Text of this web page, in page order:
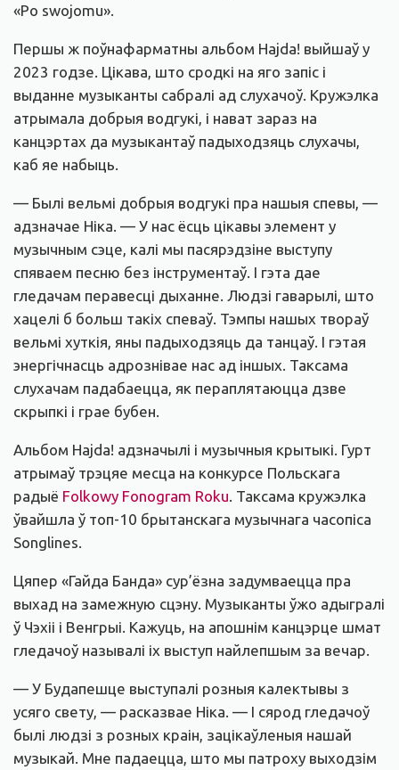
«Po swojomu».
Першы ж поўнафарматны альбом Hajda! выйшаў у
2023 годзе. Цікава, што сродкі на яго запіс і
выданне музыканты сабралі ад слухачоў. Кружэлка
атрымала добрыя водгукі, і нават зараз на
канцэртах да музыкантаў падыходзяць слухачы,
каб яе набыць.
— Былі вельмі добрыя водгукі пра нашыя спевы, —
адзначае Ніка. — У нас ёсць цікавы элемент у
музычным сэце, калі мы пасярэдзіне выступу
спяваем песню без інструментаў. І гэта дае
гледачам перавесці дыханне. Людзі гаварылі, што
хацелі б больш такіх спеваў. Тэмпы нашых твораў
вельмі хуткія, яны падыходзяць да танцаў. І гэтая
энергічнасць адрознівае нас ад іншых. Таксама
слухачам падабаецца, як пераплятаюцца дзве
скрыпкі і грае бубен.
Альбом Hajda! адзначылі і музычныя крытыкі. Гурт
атрымаў трэцяе месца на конкурсе Польскага
радыё Folkowy Fonogram Roku. Таксама кружэлка
ўвайшла ў топ-10 брытанскага музычнага часопіса
Songlines.
Цяпер «Гайда Банда» сур’ёзна задумваецца пра
выхад на замежную сцэну. Музыканты ўжо адыгралі
ў Чэхіі і Венгрыі. Кажуць, на апошнім канцэрце шмат
гледачоў называлі іх выступ найлепшым за вечар.
— У Будапешце выступалі розныя калектывы з
усяго свету, — расказвае Ніка. — І сярод гледачоў
былі людзі з розных краін, зацікаўленыя нашай
музыкай. Мне падаецца, што мы патроху выходзім